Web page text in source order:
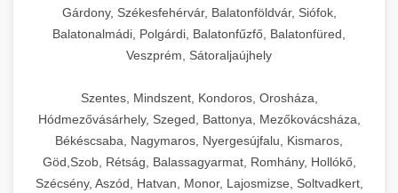
Gárdony, Székesfehérvár, Balatonföldvár, Siófok,
Balatonalmádi, Polgárdi, Balatonfűzfő, Balatonfüred,
Veszprém, Sátoraljaújhely
Szentes, Mindszent, Kondoros, Orosháza,
Hódmezővásárhely, Szeged, Battonya, Mezőkovácsháza,
Békéscsaba, Nagymaros, Nyergesújfalu, Kismaros,
Göd,Szob, Rétság, Balassagyarmat, Romhány, Hollókő,
Szécsény, Aszód, Hatvan, Monor, Lajosmizse, Soltvadkert,